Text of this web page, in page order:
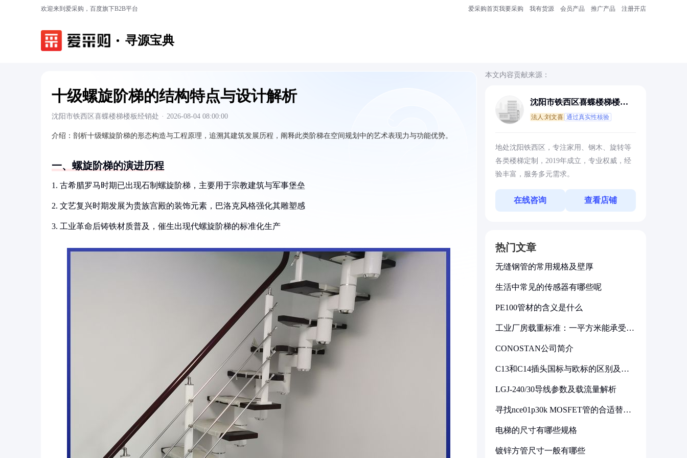
欢迎来到爱采购，百度旗下B2B平台 爱采购首页我要采购 我有货源 会员产品 推广产品 注册开店
寻源宝典
十级螺旋阶梯的结构特点与设计解析
沈阳市铁西区喜蝶楼梯楼板经销处 · 2026-08-04 08:00:00
介绍： 剖析十级螺旋阶梯的形态构造与工程原理，追溯其建筑发展历程，阐释此类阶梯在空间规划中的艺术表现力与功能优势。
一、螺旋阶梯的演进历程
1. 古希腊罗马时期已出现石制螺旋阶梯，主要用于宗教建筑与军事堡垒
2. 文艺复兴时期发展为贵族宫殿的装饰元素，巴洛克风格强化其雕塑感
3. 工业革命后铸铁材质普及，催生出现代螺旋阶梯的标准化生产
本文内容贡献来源：
沈阳市铁西区喜蝶楼梯楼板
法人:刘文喜 通过真实性核验
地处沈阳铁西区，专注家用、钢木、旋转等
各类楼梯定制，2019年成立，专业权威，经
验丰富，服务多元需求。
在线咨询 查看店铺
热门文章
无缝钢管的常用规格及壁厚
生活中常见的传感器有哪些呢
PE100管材的含义是什么
工业厂房载重标准：一平方米能承受多
CONOSTAN公司简介
C13和C14插头国标与欧标的区别及其
LGJ-240/30导线参数及载流量解析
寻找nce01p30k MOSFET管的合适替代
电梯的尺寸有哪些规格
镀锌方管尺寸一般有哪些